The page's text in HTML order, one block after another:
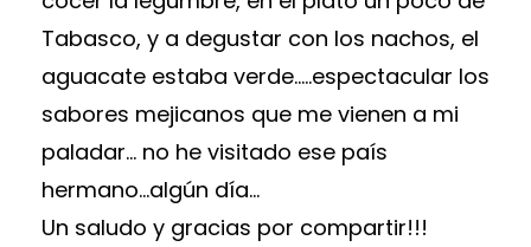
Tabasco, y a degustar con los nachos, el
aguacate estaba verde.....espectacular los
sabores mejicanos que me vienen a mi
paladar... no he visitado ese país
hermano...algún día...
Un saludo y gracias por compartir!!!